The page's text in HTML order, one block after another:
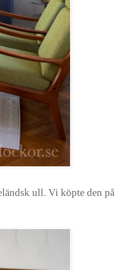
ull. Vi köpte den på